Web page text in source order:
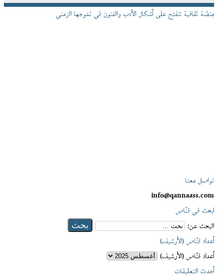
مِنصّة ثقافية تنفتح على أشكال الأدب والفنون في تَمَوجها الزمني
تواصل معنا
info@qannaass.com
ابحث في قنّاص
البحث عن:
أعداد قنّاص (الأرشيف)
أعداد قنّاص (الأرشيف)
أحدث التعليقات